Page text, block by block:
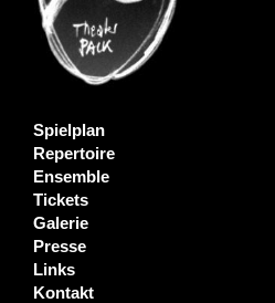
Spielplan
Repertoire
Ensemble
Tickets
Galerie
Presse
Links
Kontakt